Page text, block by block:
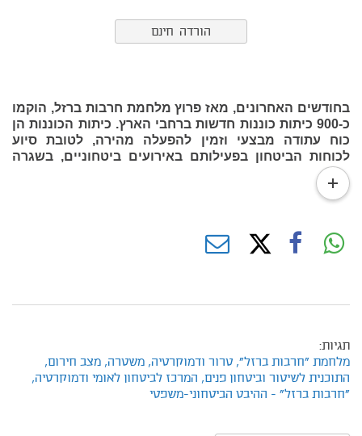
הורדה חינם
בחודשים האחרונים, מאז פרוץ מלחמת חרבות ברזל, הוקמו
כ-900 כיתות כוננות חדשות ברחבי הארץ. כיתות הכוננות הן
כוח עתודה מבצעי וזמין להפעלה מהירה, לטובת סיוע
לכוחות הביטחון בפעילותם באירועים ביטחוניים, בשגרה
ובמצבי חירום, והן נועדו לשפר את המענה המבצעי
באירועים אלו.
הביטחוןלשלושה סוגים עיקריים:
כיתות אלו נועדו לתת את המענה הראשוני בהגנה על היישוב
(2) כיתות כוננות באחריות מג"ב (הכפוף למשטרה).
כוננות הפועלות במרחב הכפרי, קרי ביישובים ובמועצות
האזוריות ובאזורי קו התפר (על פי חלוקת גבולות גזרה של
המשטרה והצבא). מתוקף מיקומם של היישובים במרחב
read
more
תגיות:
מלחמת "חרבות ברזל", טרור ודמוקרטיה, משטרה, מצב חירום,
התוכנית לשיטור וביטחון פנים, המרכז לביטחון לאומי ודמוקרטיה,
"חרבות ברזל" - ההיבט הביטחוני-משפטי